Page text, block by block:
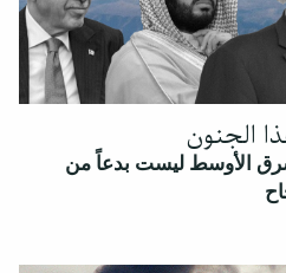
الجنون
الأوسط ليست بدعاً من